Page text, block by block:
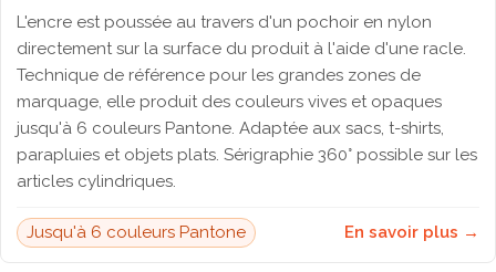
L'encre est poussée au travers d'un pochoir en nylon
directement sur la surface du produit à l'aide d'une racle.
Technique de référence pour les grandes zones de
marquage, elle produit des couleurs vives et opaques
jusqu'à 6 couleurs Pantone. Adaptée aux sacs, t-shirts,
parapluies et objets plats. Sérigraphie 360° possible sur les
articles cylindriques.
Jusqu'à 6 couleurs Pantone En savoir plus →